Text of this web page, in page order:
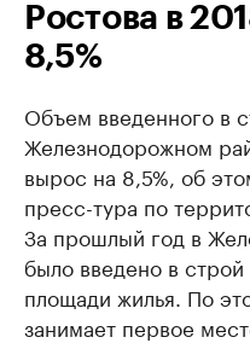
Ростова в
8,5%
Объем введенного в
Железнодорожном
вырос на 8,5%, об
пресс-тура по
За прошлый год в
было введено в
площади жилья. По
занимает первое